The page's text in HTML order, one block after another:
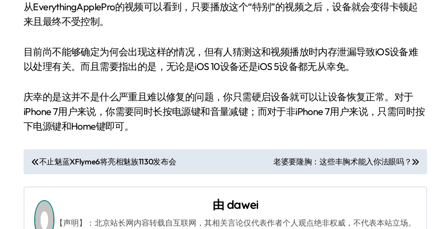
从EverythingApplePro的视频可以看到，只要播放这个“特别”的视频之后，设备就会变得卡顿起
来且最终不受控制。
目前尚不能够确定为何会出现这样的情况，但有人猜测这和视频播放时内存泄漏导致iOS设备难
以处理有关。而且需要指出的是，无论是iOS 10设备还是iOS 5设备都无从幸免。
庆幸的是这并不是什么严重且难以修复的问题，你只需硬启设备就可以让设备恢复正常。对于
iPhone 7用户来说，你需要同时长按电源键和音量减键；而对于非iPhone 7用户来说，只需同时按
下电源键和Home键即可。
文
章
导
航
不止魅蓝XFlyme6将亮相魅族1130发布会 老婆要隆胸：这些丰胸术能入你法眼吗？
由 dawei
【声明】：北京站长网内容转载自互联网，其相关言论仅代表作者个人观点绝非权威，不代表本站立场。